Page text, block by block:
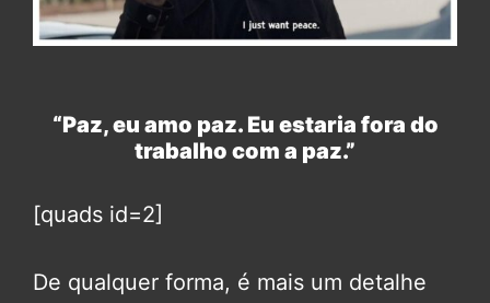
“Paz, eu amo paz. Eu estaria fora do
trabalho com a paz.”
[quads id=2]
De qualquer forma, é mais um detalhe